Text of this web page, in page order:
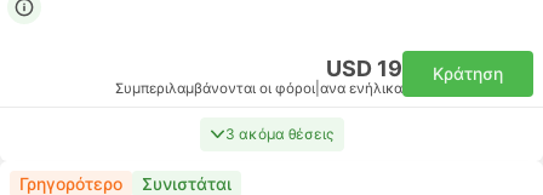
USD 19
Συμπεριλαμβάνονται οι φόροι ανα ενήλικα
Κράτηση
3 ακόμα θέσεις
Γρηγορότερο Συνιστάται